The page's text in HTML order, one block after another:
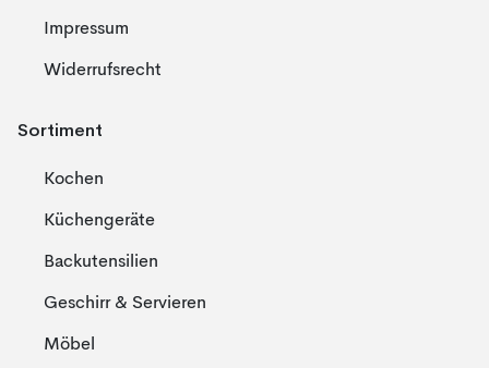
Impressum
Widerrufsrecht
Sortiment
Kochen
Küchengeräte
Backutensilien
Geschirr & Servieren
Möbel